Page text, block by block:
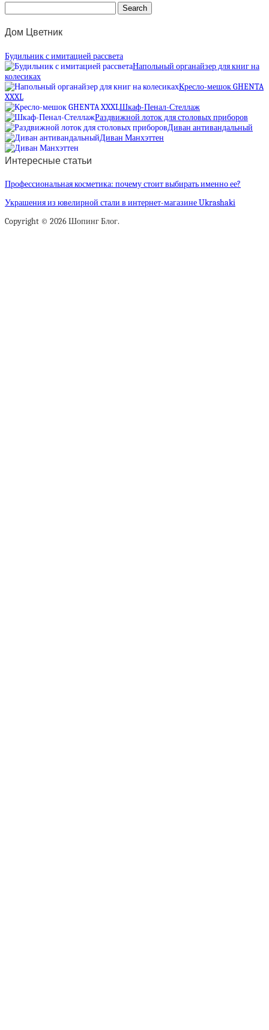
Дом Цветник
Будильник с имитацией рассвета
Напольный органайзер для книг на
колесиках
Кресло-мешок GHENTA
XXXL
Шкаф-Пенал-Стеллаж
Раздвижной лоток для столовых приборов
Диван антивандальный
Диван Манхэттен
Интересные статьи
Профессиональная косметика: почему стоит выбирать именно ее?
Украшения из ювелирной стали в интернет-магазине Ukrashaki
Copyright © 2026 Шопинг Блог.